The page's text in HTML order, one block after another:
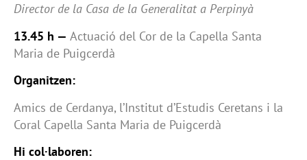
Director de la Casa de la Generalitat a Perpinyà
13.45 h — Actuació del Cor de la Capella Santa
Maria de Puigcerdà
Organitzen:
Amics de Cerdanya, l’Institut d’Estudis Ceretans i la
Coral Capella Santa Maria de Puigcerdà
Hi col·laboren: